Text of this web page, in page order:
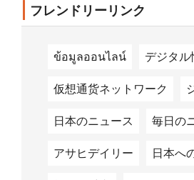
フレンドリーリンク
ข้อมูลออนไลน์ デジタル
仮想通货ネットワーク
日本のニュース 毎日の
アサヒデイリー 日本へ